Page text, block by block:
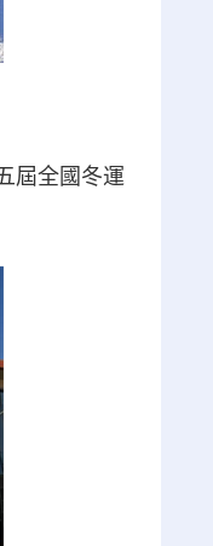
屆全國冬運